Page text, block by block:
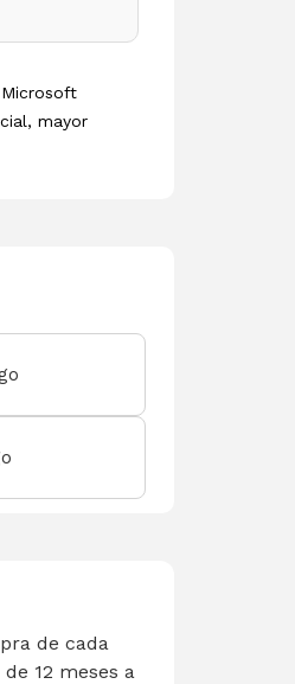
mayor
de cada
12 meses a